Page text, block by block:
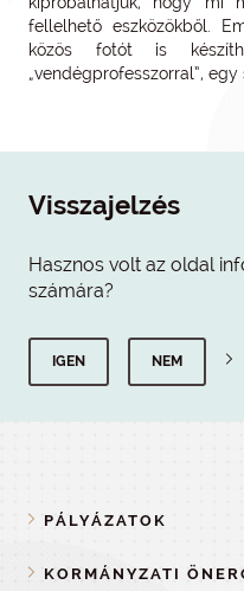
fellelhető eszközökből.
közös fotót is
„vendégprofesszorral”,
Visszajelzés
Hasznos volt az oldal
számára?
IGEN NEM
PÁLYÁZATOK
KORMÁNYZATI